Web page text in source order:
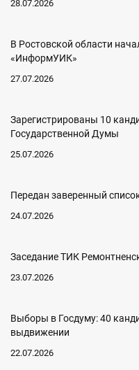
28.07.2026
В Ростовской области
«ИнформУИК»
27.07.2026
Зарегистрированы 10
Государственной Думы
25.07.2026
Передан заверенный
24.07.2026
Заседание ТИК
23.07.2026
Выборы в Госдуму: 40
выдвижении
22.07.2026